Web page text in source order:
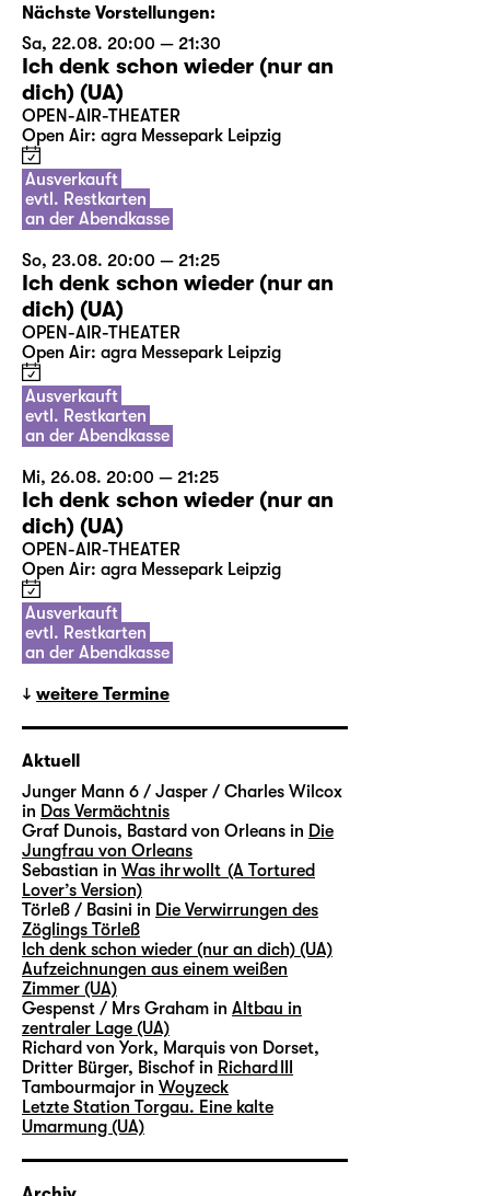
Nächste Vorstellungen:
Sa, 22.08. 20:00 — 21:30
Ich denk schon wieder (nur an
dich) (UA)
OPEN-AIR-THEATER
Open Air: agra Messepark Leipzig
Ausverkauft
evtl. Restkarten
an der Abendkasse
So, 23.08. 20:00 — 21:25
Ich denk schon wieder (nur an
dich) (UA)
OPEN-AIR-THEATER
Open Air: agra Messepark Leipzig
Ausverkauft
evtl. Restkarten
an der Abendkasse
Mi, 26.08. 20:00 — 21:25
Ich denk schon wieder (nur an
dich) (UA)
OPEN-AIR-THEATER
Open Air: agra Messepark Leipzig
Ausverkauft
evtl. Restkarten
an der Abendkasse
weitere Termine
Aktuell
Junger Mann 6 / Jasper / Charles Wilcox
in Das Vermächtnis
Graf Dunois, Bastard von Orleans in Die
Jungfrau von Orleans
Sebastian in Was ihr wollt (A Tortured
Lover’s Version)
Törleß / Basini in Die Verwirrungen des
Zöglings Törleß
Ich denk schon wieder (nur an dich) (UA)
Aufzeichnungen aus einem weißen
Zimmer (UA)
Gespenst / Mrs Graham in Altbau in
zentraler Lage (UA)
Richard von York, Marquis von Dorset,
Dritter Bürger, Bischof in Richard III
Tambourmajor in Woyzeck
Letzte Station Torgau. Eine kalte
Umarmung (UA)